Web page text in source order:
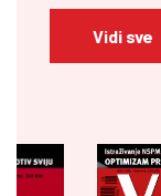
Vidi sve